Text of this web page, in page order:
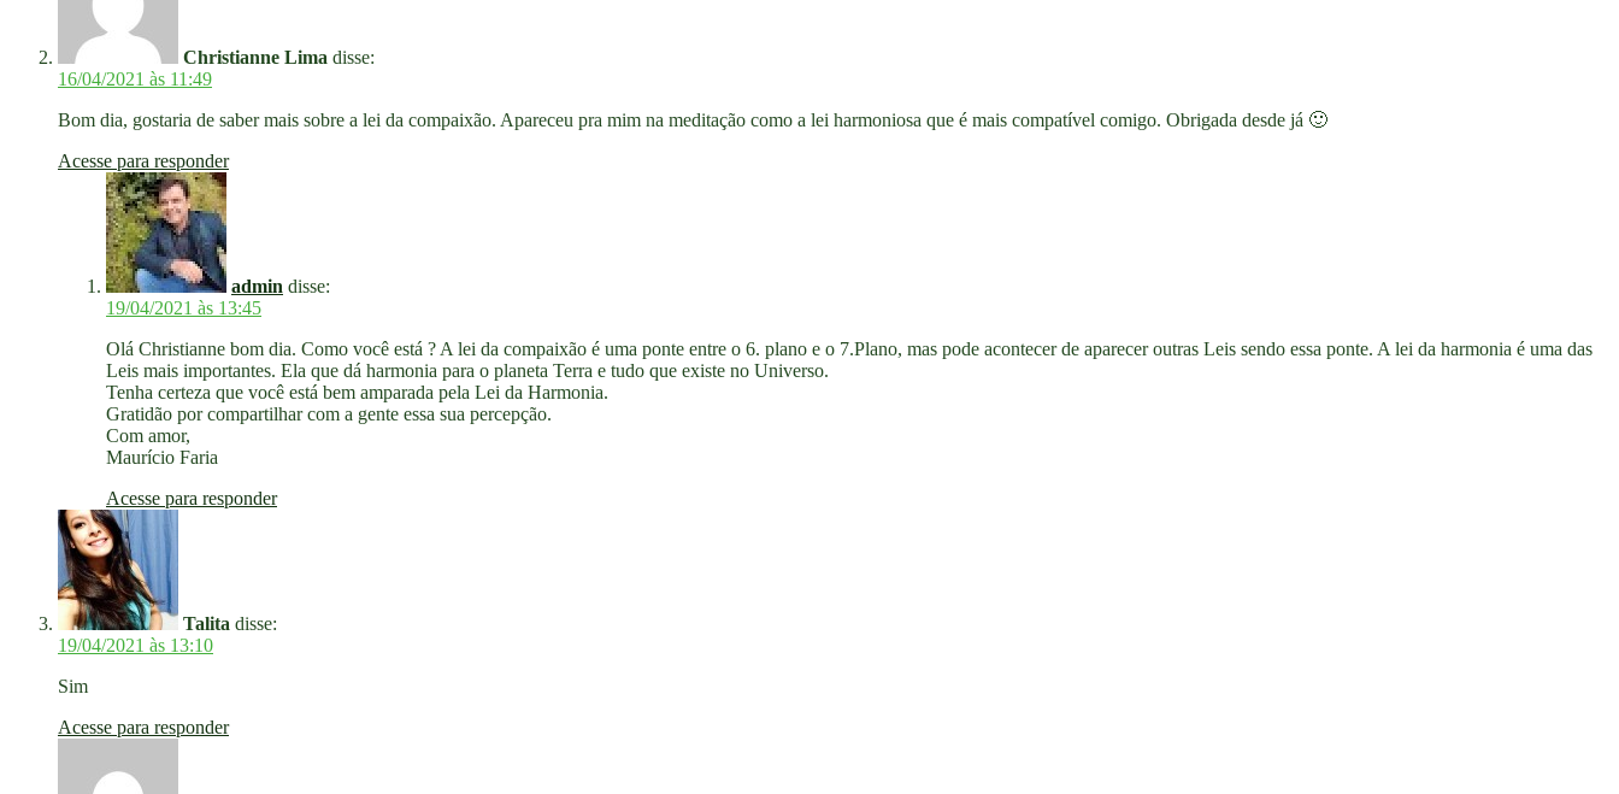
Christianne Lima disse:
16/04/2021 às 11:49
Bom dia, gostaria de saber mais sobre a lei da compaixão. Apareceu pra mim na meditação como a lei harmoniosa que é mais compatível comigo. Obrigada desde já 🙂
Acesse para responder
admin disse:
19/04/2021 às 13:45
Olá Christianne bom dia. Como você está ? A lei da compaixão é uma ponte entre o 6. plano e o 7.Plano, mas pode acontecer de aparecer outras Leis sendo essa ponte. A lei da harmonia é uma das
Leis mais importantes. Ela que dá harmonia para o planeta Terra e tudo que existe no Universo.
Tenha certeza que você está bem amparada pela Lei da Harmonia.
Gratidão por compartilhar com a gente essa sua percepção.
Com amor,
Maurício Faria
Acesse para responder
Talita disse:
19/04/2021 às 13:10
Sim
Acesse para responder